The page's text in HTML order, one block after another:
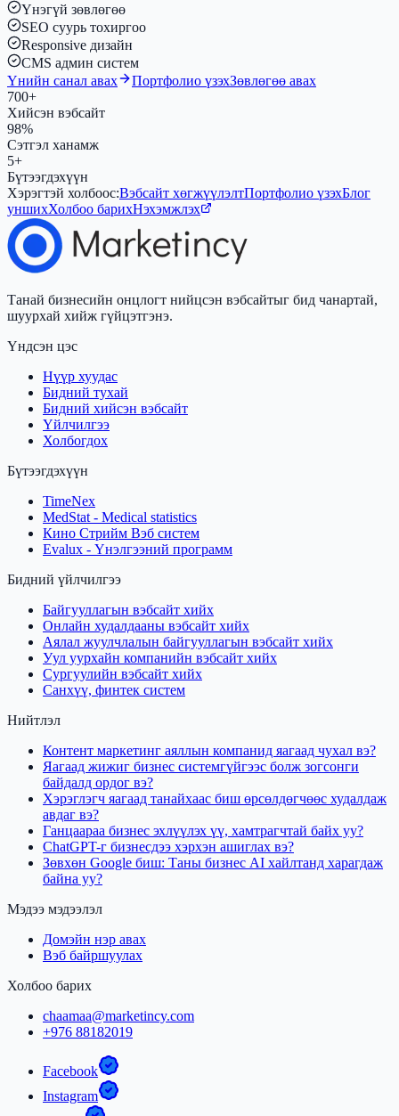
Үнэгүй зөвлөгөө
SEO суурь тохиргоо
Responsive дизайн
CMS админ систем
Үнийн санал авах
Портфолио үзэхЗөвлөгөө авах
700+
Хийсэн вэбсайт
98%
Сэтгэл ханамж
5+
Бүтээгдэхүүн
Хэрэгтэй холбоос:Вэбсайт хөгжүүлэлтПортфолио үзэхБлог
уншихХолбоо барихНэхэмжлэх
Танай бизнесийн онцлогт нийцсэн вэбсайтыг бид чанартай,
шуурхай хийж гүйцэтгэнэ.
Үндсэн цэс
Нүүр хуудас
Бидний тухай
Бидний хийсэн вэбсайт
Үйлчилгээ
Холбогдох
Бүтээгдэхүүн
TimeNex
MedStat - Medical statistics
Кино Стрийм Вэб систем
Evalux - Үнэлгээний программ
Бидний үйлчилгээ
Байгууллагын вэбсайт хийх
Онлайн худалдааны вэбсайт хийх
Аялал жуулчлалын байгууллагын вэбсайт хийх
Уул уурхайн компанийн вэбсайт хийх
Сургуулийн вэбсайт хийх
Санхүү, финтек систем
Нийтлэл
Контент маркетинг аяллын компанид яагаад чухал вэ?
Яагаад жижиг бизнес системгүйгээс болж зогсонги
байдалд ордог вэ?
Хэрэглэгч яагаад танайхаас биш өрсөлдөгчөөс худалдаж
авдаг вэ?
Ганцаараа бизнес эхлүүлэх үү, хамтрагчтай байх уу?
ChatGPT-г бизнесдээ хэрхэн ашиглах вэ?
Зөвхөн Google биш: Таны бизнес AI хайлтанд харагдаж
байна уу?
Мэдээ мэдээлэл
Домэйн нэр авах
Вэб байршуулах
Холбоо барих
chaamaa@marketincy.com
+976 88182019
Facebook
Instagram